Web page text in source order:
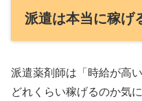
派遣は本当に稼げ
派遣薬剤師は「時給が高
どれくらい稼げるのか気